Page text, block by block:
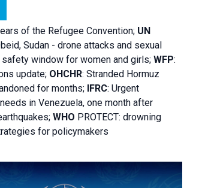
of the Refugee Convention; UN
Sudan - drone attacks and sexual
safety window for women and girls;WFP:
update; OHCHR:Stranded Hormuz
for months; IFRC:Urgent
in Venezuela, one month after
WHO PROTECT: drowning
for policymakers